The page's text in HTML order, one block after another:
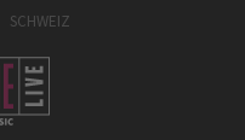
SCHWEIZ